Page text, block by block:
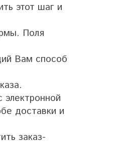
этот шаг и
Поля
Вам способ
доставки и
заказ-